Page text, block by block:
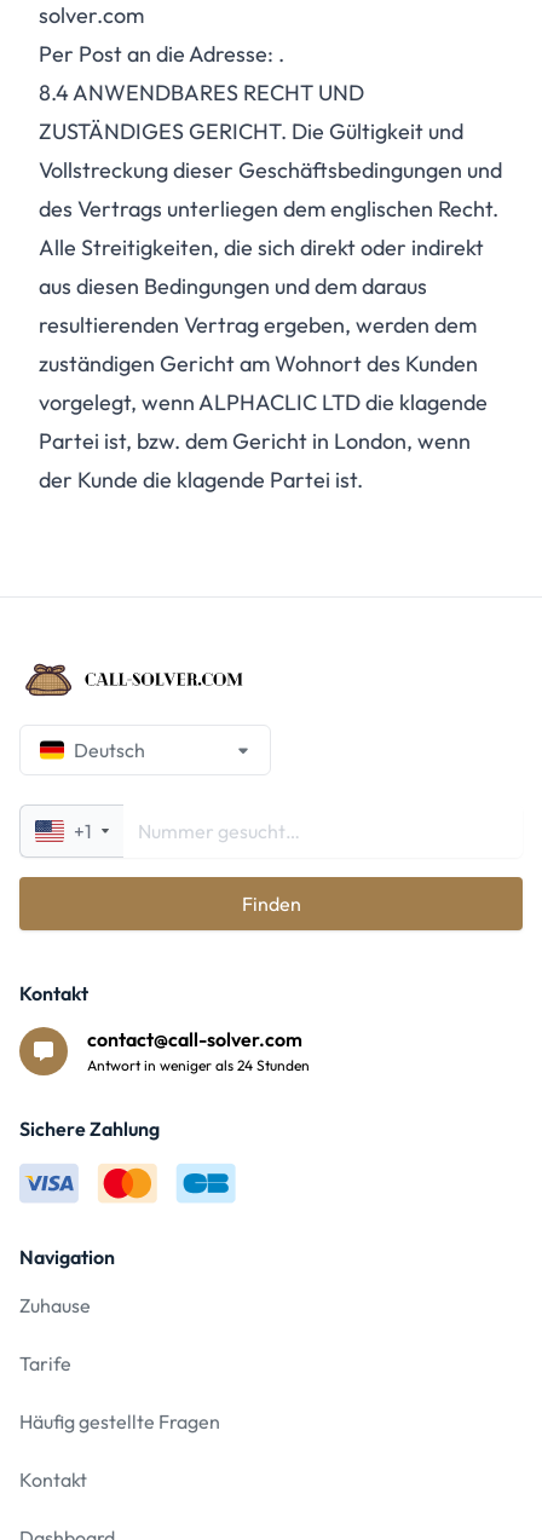
solver.com
Per Post an die Adresse: .
8.4ANWENDBARES RECHT UND
ZUSTÄNDIGES GERICHT. Die Gültigkeit und
Vollstreckung dieser Geschäftsbedingungen und
des Vertrags unterliegen dem englischen Recht.
Alle Streitigkeiten, die sich direkt oder indirekt
aus diesen Bedingungen und dem daraus
resultierenden Vertrag ergeben, werden dem
zuständigen Gericht am Wohnort des Kunden
vorgelegt, wenn ALPHACLIC LTD die klagende
Partei ist, bzw. dem Gericht in London, wenn
der Kunde die klagende Partei ist.
Deutsch
+1
Finden
Navigation
Zuhause
Tarife
Häufig gestellte Fragen
Kontakt
Kontakt
contact@call-solver.com
Antwort in weniger als 24 Stunden
Sichere Zahlung